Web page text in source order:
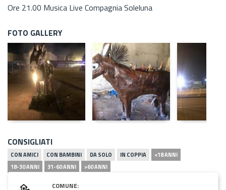
Ore 21.00 Musica Live Compagnia Soleluna
FOTO GALLERY
CONSIGLIATI
CON AMICI CON BAMBINI DA SOLO IN COPPIA
<18 ANNI
18-30 ANNI
31-60 ANNI >60 ANNI
COMUNE: